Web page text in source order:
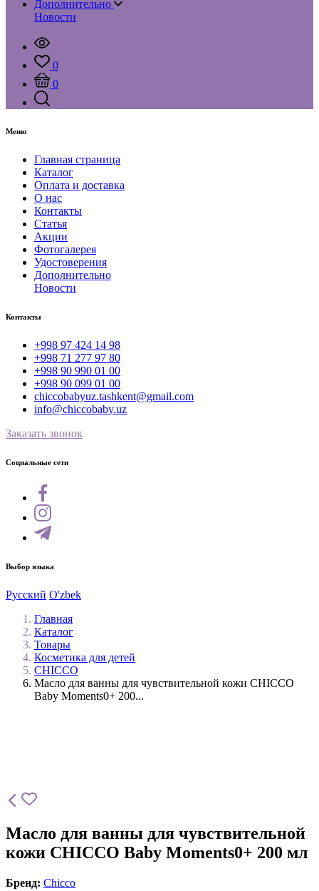
Дополнительно
Новости
0
0
Меню
Главная страница
Каталог
Оплата и доставка
О нас
Контакты
Статья
Акции
Фотогалерея
Удостоверения
Дополнительно
Новости
Контакты
+998 97 424 14 98
+998 71 277 97 80
+998 90 990 01 00
+998 90 099 01 00
chiccobabyuz.tashkent@gmail.com
info@chiccobaby.uz
Заказать звонок
Социальные сети
Выбор языка
Русский O'zbek
Главная
Каталог
Товары
Косметика для детей
CHICCO
Масло для ванны для чувствительной кожи CHICCO
Baby Moments0+ 200...
Масло для ванны для чувствительной
кожи CHICCO Baby Moments0+ 200 мл
Бренд: Chicco